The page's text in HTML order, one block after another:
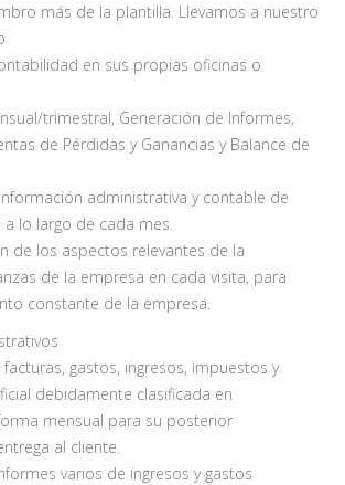
más de la plantilla. Llevamos a nuestro
en sus propias oficinas o
trimestral, Generación de Informes,
de Pérdidas y Ganancias y Balance de
administrativa y contable de
lo largo de cada mes.
de los aspectos relevantes de la
de la empresa en cada visita, para
constante de la empresa.
gastos, ingresos, impuestos y
debidamente clasificada en
mensual para su posterior
al cliente.
varios de ingresos y gastos